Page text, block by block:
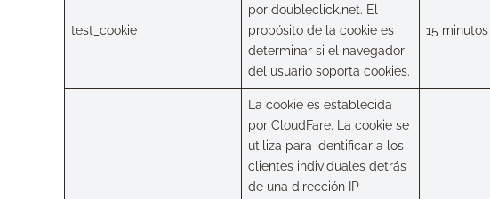
test_cookie
por doubleclick.net. El
propósito de la cookie es
determinar si el navegador
del usuario soporta cookies.
15 minutos
La cookie es establecida
por CloudFare. La cookie se
utiliza para identificar a los
clientes individuales detrás
de una dirección IP